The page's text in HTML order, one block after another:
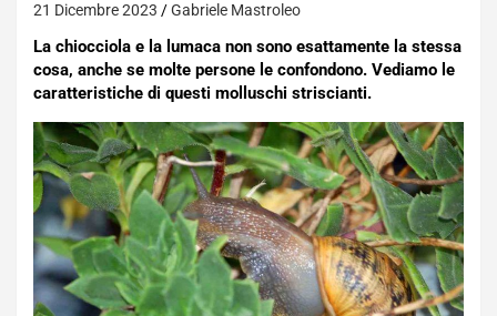
21 Dicembre 2023 Gabriele Mastroleo
La chiocciola e la lumaca non sono esattamente la stessa
cosa, anche se molte persone le confondono. Vediamo le
caratteristiche di questi molluschi striscianti.